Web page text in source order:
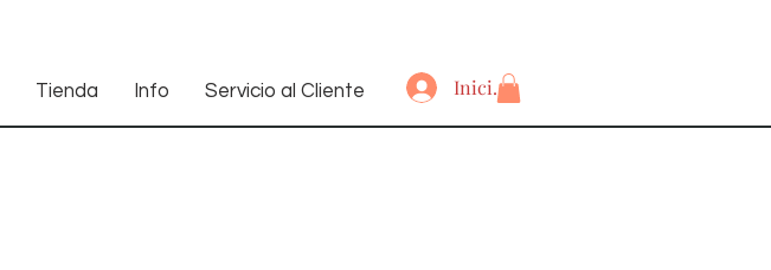
Tienda Info Servicio al Cliente Iniciar sesión